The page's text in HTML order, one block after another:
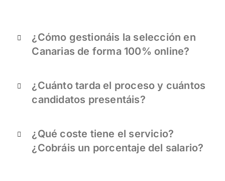
¿Cómo gestionáis la selección en
Canarias de forma 100% online?
¿Cuánto tarda el proceso y cuántos
candidatos presentáis?
¿Qué coste tiene el servicio?
¿Cobráis un porcentaje del salario?